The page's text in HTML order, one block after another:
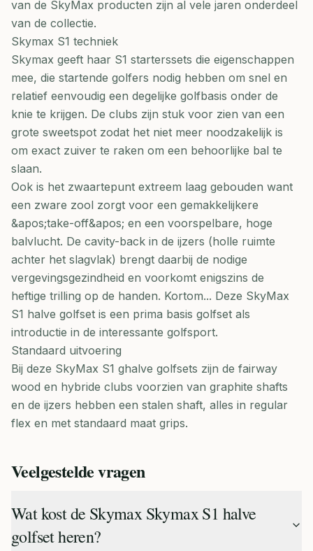
van de SkyMax producten zijn al vele jaren onderdeel
van de collectie.
Skymax S1 techniek
Skymax geeft haar S1 starterssets die eigenschappen
mee, die startende golfers nodig hebben om snel en
relatief eenvoudig een degelijke golfbasis onder de
knie te krijgen. De clubs zijn stuk voor zien van een
grote sweetspot zodat het niet meer noodzakelijk is
om exact zuiver te raken om een behoorlijke bal te
slaan.
Ook is het zwaartepunt extreem laag gebouden want
een zware zool zorgt voor een gemakkelijkere
&apos;take-off&apos; en een voorspelbare, hoge
balvlucht. De cavity-back in de ijzers (holle ruimte
achter het slagvlak) brengt daarbij de nodige
vergevingsgezindheid en voorkomt enigszins de
heftige trilling op de handen. Kortom... Deze SkyMax
S1 halve golfset is een prima basis golfset als
introductie in de interessante golfsport.
Standaard uitvoering
Bij deze SkyMax S1 ghalve golfsets zijn de fairway
wood en hybride clubs voorzien van graphite shafts
en de ijzers hebben een stalen shaft, alles in regular
flex en met standaard maat grips.
Veelgestelde vragen
Wat kost de Skymax Skymax S1 halve
golfset heren?